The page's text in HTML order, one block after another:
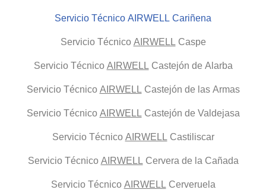
Servicio Técnico AIRWELL Cariñena
Servicio Técnico AIRWELLCaspe
Servicio Técnico AIRWELLCastejón de Alarba
Servicio Técnico AIRWELLCastejón de las Armas
Servicio Técnico AIRWELLCastejón de Valdejasa
Servicio Técnico AIRWELLCastiliscar
Servicio Técnico AIRWELLCervera de la Cañada
Servicio Técnico AIRWELLCerveruela